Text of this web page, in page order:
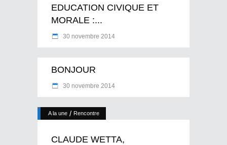
EDUCATION CIVIQUE ET
MORALE :...
30 novembre 2014
BONJOUR
30 novembre 2014
A la une / Rencontre
CLAUDE WETTA,